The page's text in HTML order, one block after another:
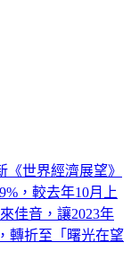
世界經濟展望》
，較去年10月上
佳音，讓2023年
轉折至「曙光在望